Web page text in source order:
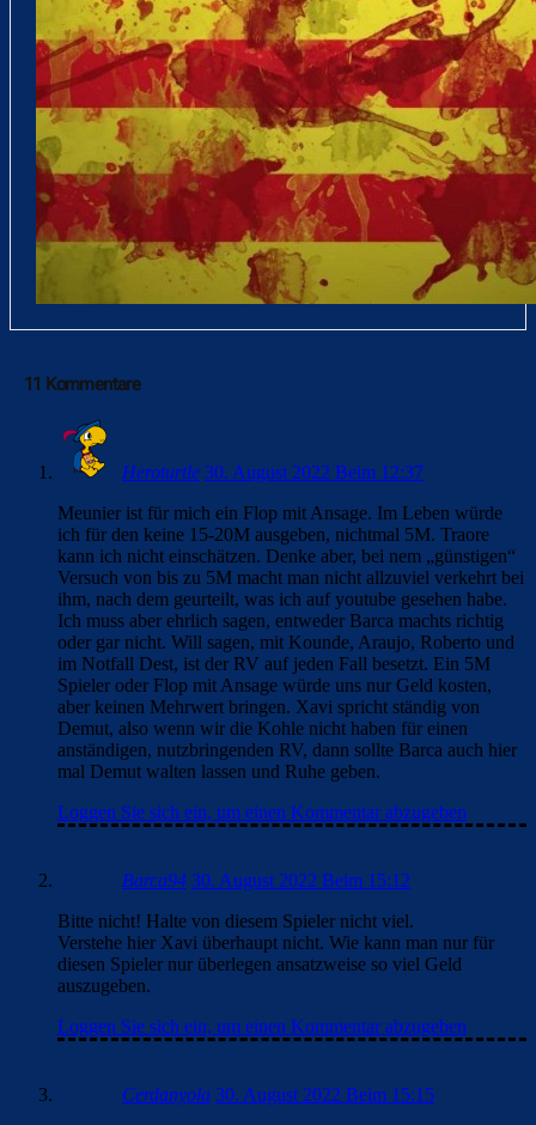
11 Kommentare
Heroturtle 30. August 2022 Beim 12:37
Meunier ist für mich ein Flop mit Ansage. Im Leben würde
ich für den keine 15-20M ausgeben, nichtmal 5M. Traore
kann ich nicht einschätzen. Denke aber, bei nem „günstigen“
Versuch von bis zu 5M macht man nicht allzuviel verkehrt bei
ihm, nach dem geurteilt, was ich auf youtube gesehen habe.
Ich muss aber ehrlich sagen, entweder Barca machts richtig
oder gar nicht. Will sagen, mit Kounde, Araujo, Roberto und
im Notfall Dest, ist der RV auf jeden Fall besetzt. Ein 5M
Spieler oder Flop mit Ansage würde uns nur Geld kosten,
aber keinen Mehrwert bringen. Xavi spricht ständig von
Demut, also wenn wir die Kohle nicht haben für einen
anständigen, nutzbringenden RV, dann sollte Barca auch hier
mal Demut walten lassen und Ruhe geben.
Loggen Sie sich ein, um einen Kommentar abzugeben
Barca94 30. August 2022 Beim 15:12
Bitte nicht! Halte von diesem Spieler nicht viel.
Verstehe hier Xavi überhaupt nicht. Wie kann man nur für
diesen Spieler nur überlegen ansatzweise so viel Geld
auszugeben.
Loggen Sie sich ein, um einen Kommentar abzugeben
Cerdanyola 30. August 2022 Beim 15:15